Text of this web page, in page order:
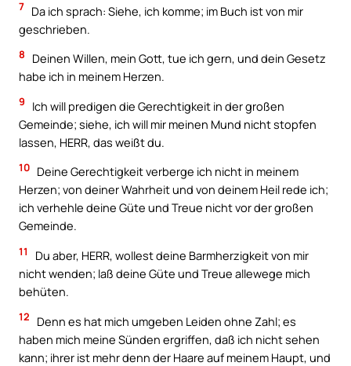
7 Da ich sprach: Siehe, ich komme; im Buch ist von mir
geschrieben.
8
Deinen Willen, mein Gott, tue ich gern, und dein Gesetz
habe ich in meinem Herzen.
9
Ich will predigen die Gerechtigkeit in der großen
Gemeinde; siehe, ich will mir meinen Mund nicht stopfen
lassen, HERR, das weißt du.
10 Deine Gerechtigkeit verberge ich nicht in meinem
Herzen; von deiner Wahrheit und von deinem Heil rede ich;
ich verhehle deine Güte und Treue nicht vor der großen
Gemeinde.
11
Du aber, HERR, wollest deine Barmherzigkeit von mir
nicht wenden; laß deine Güte und Treue allewege mich
behüten.
12
Denn es hat mich umgeben Leiden ohne Zahl; es
haben mich meine Sünden ergriffen, daß ich nicht sehen
kann; ihrer ist mehr denn der Haare auf meinem Haupt, und